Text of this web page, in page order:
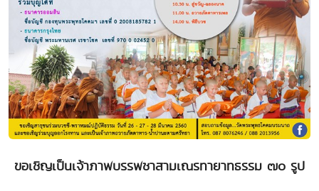
ขอเชิญเป็นเจ้าภาพบรรพชาสามเณรทายาทธรรม ๗๐ รูป